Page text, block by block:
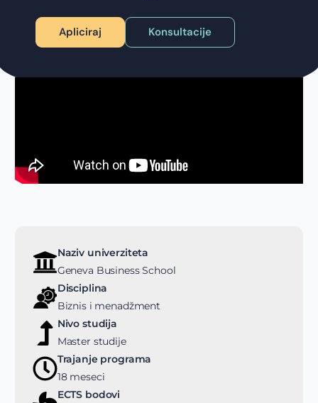
Apliciraj Konsultacije
Naziv univerziteta
Geneva Business School
Disciplina
Biznis i menadžment
Nivo studija
Master studije
Trajanje programa
18 meseci
ECTS bodovi